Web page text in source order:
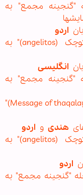
شماه های 84 و 85 مجله "گنجینه مجمع" به
اردو
ــ انتشار شماره 21 مجله‌ "فرشتگان کوچک (angelitos)" به
انگلیسی
شماره های 86 و 87 مجله "گنجینه مجمع" به
ــ انتشار شماره 68 مجله‌ "پیام ثقلین (Message of thaqalayn)"
هندی و اردو
(angelitos)" به
اردو
شماره های 88 و 89 و 90 مجله "گنجینه مجمع" به